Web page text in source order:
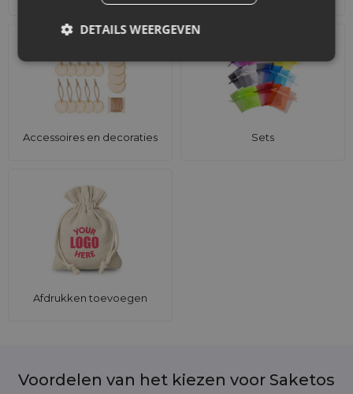
Accessoires en decoraties Sets
Afdrukken toevoegen
Voordelen van het kiezen voor Saketos
DETAILS WEERGEVEN